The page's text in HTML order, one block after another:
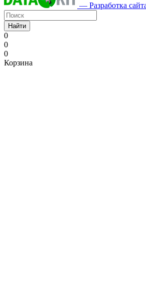
— Разработка
Найти
0
0
0
Корзина